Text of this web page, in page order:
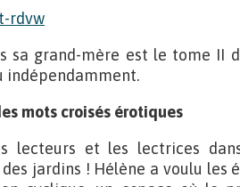
sa grand-mère est le tome II
indépendamment.
mots croisés érotiques
lecteurs et les lectrices
jardins ! Hélène a voulu les